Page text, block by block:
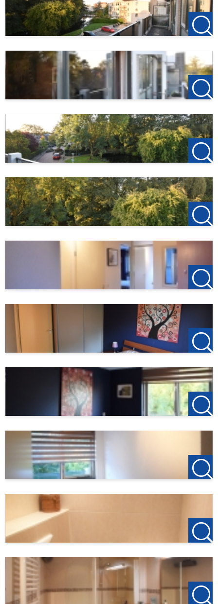
123Wonen Rotterdam treedt bij deze woonruimte op als
verhuurmakelaar voor de eigenaar. Voor dit object zijn dus
geen bemiddelingskosten van toepassing. Als u na de
huur €150, dit is om de woning te reserveren.
Vindt u dit aanbod op een andere website? Kijk op onze
eigen website voor het actuele aanbod:
Voor meer informatie of een vrijblijvende bezichtiging
nodigen wij u van harte uit contact op te nemen met:
123Wonen Rotterdam
De informatie is door ons met de nodige zorgvuldigheid
samengesteld. Alle verstrekte informatie moet
beschouwd worden als een uitnodiging om in
enkele aansprakelijkheid aanvaard voor enige
onvolledigheid, onjuistheid of anderszins, dan wel de
gevolgen daarvan. Alle opgegeven maten en oppervlakten